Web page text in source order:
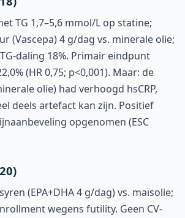
TG 1,7–5,6 mmol/L op statine;
(Vascepa) 4 g/dag vs. minerale olie;
daling 18%. Primair eindpunt
(HR 0,75; p<0,001). Maar: de
olie) had verhoogd hsCRP,
deels artefact kan zijn. Positief
opgenomen (ESC
(EPA+DHA 4 g/dag) vs. maïsolie;
wegens futility. Geen CV-